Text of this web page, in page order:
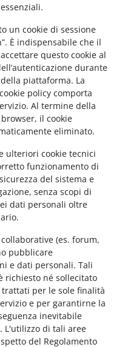
un cookie di sessione
È indispensabile che il
questo cookie al
durante
piattaforma. La
policy comporta
Al termine della
il cookie
eliminato.
ulteriori cookie tecnici
funzionamento di
del sistema e
senza scopi di
dati personali oltre
(es. forum,
pubblicare
e dati personali. Tali
richiesto né sollecitato
trattati per le sole finalità
e per garantirne la
inevitabile
di tali aree
del Regolamento